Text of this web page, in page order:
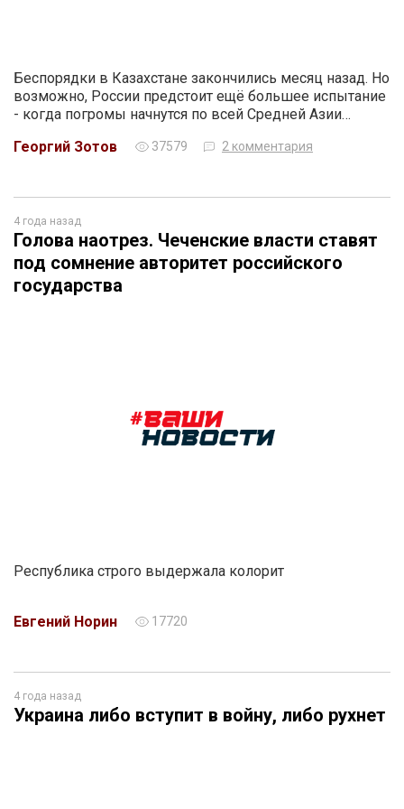
Беспорядки в Казахстане закончились месяц назад. Но
возможно, России предстоит ещё большее испытание
- когда погромы начнутся по всей Средней Азии…
Георгий Зотов
37579 2 комментария
4 года назад
Голова наотрез. Чеченские власти ставят
под сомнение авторитет российского
государства
Республика строго выдержала колорит
Евгений Норин 17720
4 года назад
Украина либо вступит в войну, либо рухнет